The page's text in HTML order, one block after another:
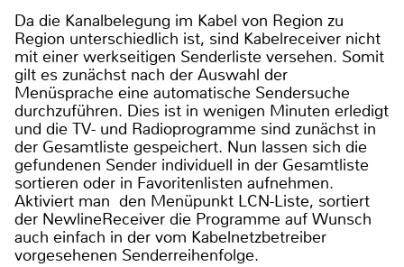
Da die Kanalbelegung im Kabel von Region zu
Region unterschiedlich ist, sind Kabelreceiver nicht
mit einer werkseitigen Senderliste versehen. Somit
gilt es zunächst nach der Auswahl der
Menüsprache eine automatische Sendersuche
durchzuführen. Dies ist in wenigen Minuten erledigt
und die TV- und Radioprogramme sind zunächst in
der Gesamtliste gespeichert. Nun lassen sich die
gefundenen Sender individuell in der Gesamtliste
sortieren oder in Favoritenlisten aufnehmen.
Aktiviert man den Menüpunkt LCN-Liste, sortiert
der NewlineReceiver die Programme auf Wunsch
auch einfach in der vom Kabelnetzbetreiber
vorgesehenen Senderreihenfolge.